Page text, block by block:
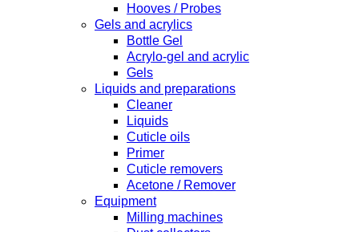
Hooves / Probes
Gels and acrylics
Bottle Gel
Acrylo-gel and acrylic
Gels
Liquids and preparations
Cleaner
Liquids
Cuticle oils
Primer
Cuticle removers
Acetone / Remover
Equipment
Milling machines